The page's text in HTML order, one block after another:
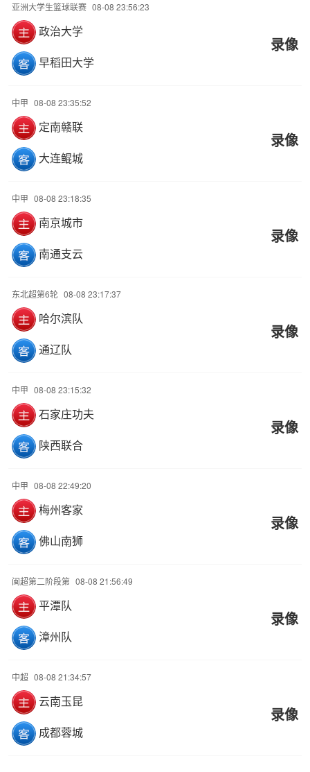
亚洲大学生篮球联赛 08-08 23:56:23
政治大学
早稻田大学
录像
中甲 08-08 23:35:52
定南赣联
大连鲲城
录像
中甲 08-08 23:18:35
南京城市
南通支云
录像
东北超第6轮 08-08 23:17:37
哈尔滨队
通辽队
录像
中甲 08-08 23:15:32
石家庄功夫
陕西联合
录像
中甲 08-08 22:49:20
梅州客家
佛山南狮
录像
闽超第二阶段第 08-08 21:56:49
平潭队
漳州队
录像
中超 08-08 21:34:57
云南玉昆
成都蓉城
录像